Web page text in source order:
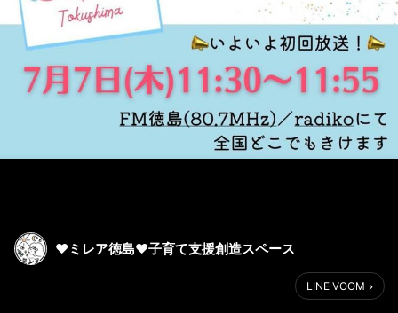
♥ミレア徳島♥子育て支援創造スペース
LINE VOOM